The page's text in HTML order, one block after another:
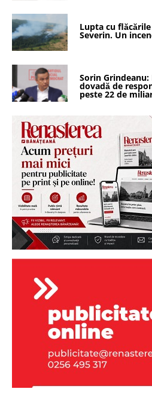
Lupta cu
Severin. Un
Sorin
dovadă de
peste 22 de